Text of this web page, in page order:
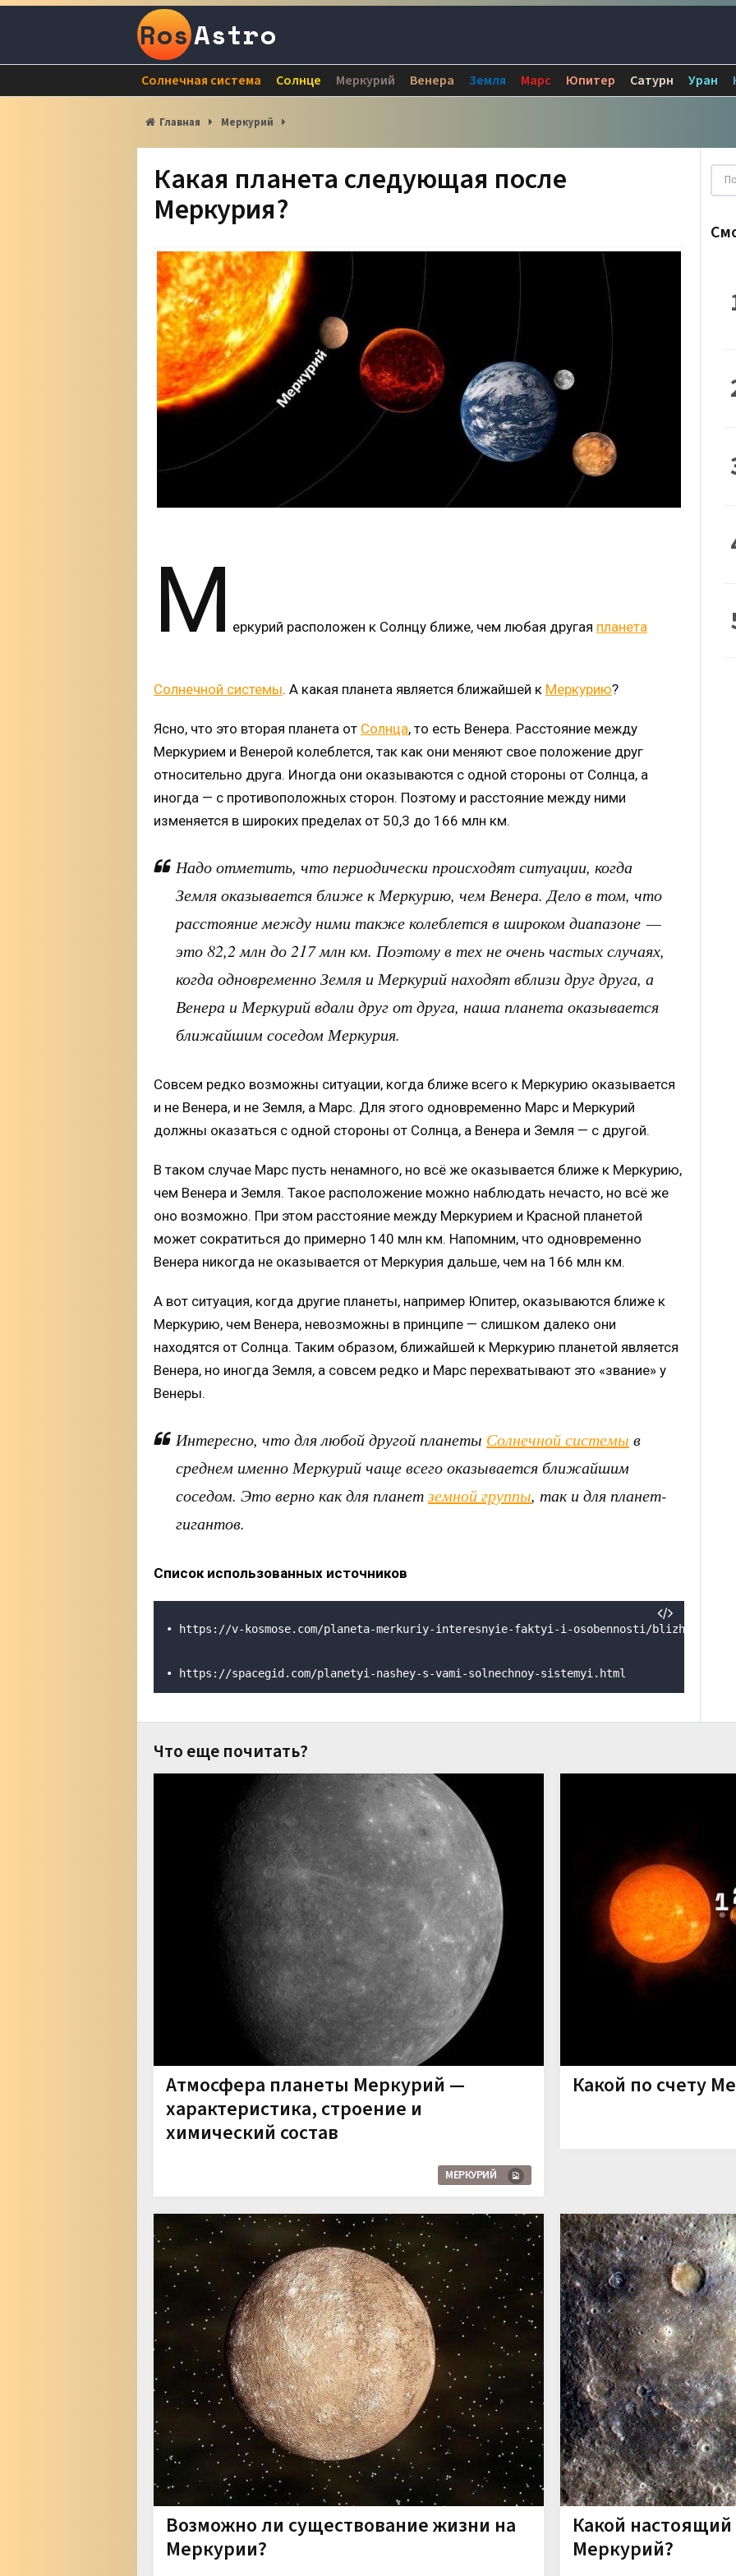
RosAstro
Солнечная система Солнце Меркурий Венера Земля Марс Юпитер Сатурн Уран
Главная Меркурий
Какая планета следующая после
Меркурия?
М еркурий расположен к Солнцу ближе, чем любая другая планета
Солнечной системы. А какая планета является ближайшей к Меркурию?
Ясно, что это вторая планета от Солнца, то есть Венера. Расстояние между
Меркурием и Венерой колеблется, так как они меняют свое положение друг
относительно друга. Иногда они оказываются с одной стороны от Солнца, а
иногда — с противоположных сторон. Поэтому и расстояние между ними
изменяется в широких пределах от 50,3 до 166 млн км.
Надо отметить, что периодически происходят ситуации, когда
Земля оказывается ближе к Меркурию, чем Венера. Дело в том, что
расстояние между ними также колеблется в широком диапазоне —
это 82,2 млн до 217 млн км. Поэтому в тех не очень частых случаях,
когда одновременно Земля и Меркурий находят вблизи друг друга, а
Венера и Меркурий вдали друг от друга, наша планета оказывается
ближайшим соседом Меркурия.
Совсем редко возможны ситуации, когда ближе всего к Меркурию оказывается
и не Венера, и не Земля, а Марс. Для этого одновременно Марс и Меркурий
должны оказаться с одной стороны от Солнца, а Венера и Земля — с другой.
В таком случае Марс пусть ненамного, но всё же оказывается ближе к Меркурию,
чем Венера и Земля. Такое расположение можно наблюдать нечасто, но всё же
оно возможно. При этом расстояние между Меркурием и Красной планетой
может сократиться до примерно 140 млн км. Напомним, что одновременно
Венера никогда не оказывается от Меркурия дальше, чем на 166 млн км.
А вот ситуация, когда другие планеты, например Юпитер, оказываются ближе к
Меркурию, чем Венера, невозможны в принципе — слишком далеко они
находятся от Солнца. Таким образом, ближайшей к Меркурию планетой является
Венера, но иногда Земля, а совсем редко и Марс перехватывают это «звание» у
Венеры.
Интересно, что для любой другой планеты Солнечной системы в
среднем именно Меркурий чаще всего оказывается ближайшим
соседом. Это верно как для планетземной группы, так и для планет-
гигантов.
Список использованных источников
• https://v-kosmose.com/planeta-merkuriy-interesnyie-faktyi-i-osobennosti/
• https://spacegid.com/planetyi-nashey-s-vami-solnechnoy-sistemyi.html
Что еще почитать?
Атмосфера планеты Меркурий —
характеристика, строение и
химический состав
МЕРКУРИЙ
Какой по счету
Возможно ли существование жизни на
Меркурии?
Какой
Меркурий?